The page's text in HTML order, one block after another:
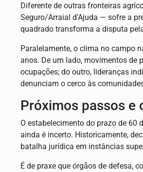
Diferente de outras fronteiras
Seguro/Arraial d'Ajuda — sofre a
quadrado transforma a disputa
Paralelamente, o clima no campo
anos. De um lado, movimentos de
ocupações; do outro, lideranças
denunciam o cerco às
Próximos passos e
O estabelecimento do prazo de 60
ainda é incerto. Historicamente,
batalha jurídica em instâncias
É de praxe que órgãos de defesa,